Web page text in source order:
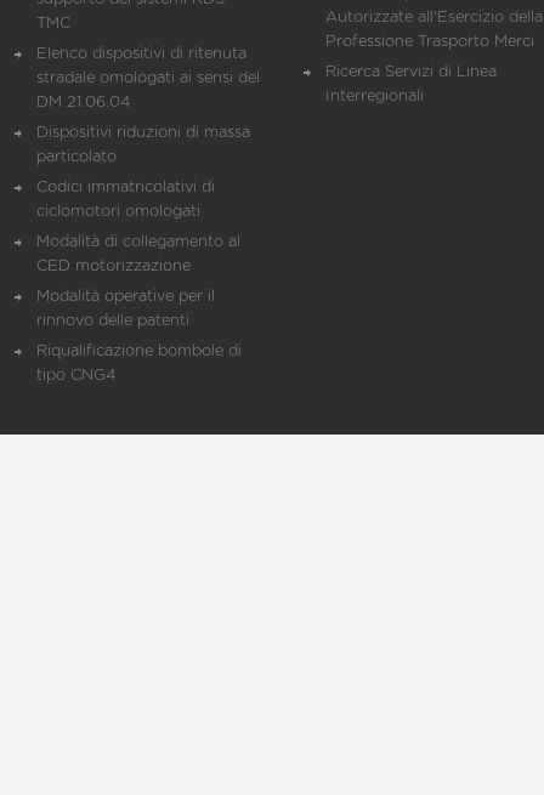
TMC
Elenco dispositivi di ritenuta
stradale omologati ai sensi del
DM 21.06.04
Dispositivi riduzioni di massa
particolato
Codici immatricolativi di
ciclomotori omologati
Modalità di collegamento al
CED motorizzazione
Modalità operative per il
rinnovo delle patenti
Riqualificazione bombole di
tipo CNG4
Autorizzate all'Esercizio della
Professione Trasporto Merci
Ricerca Servizi di Linea
Interregionali